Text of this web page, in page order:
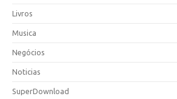
Livros
Musica
Negócios
Noticias
SuperDownload